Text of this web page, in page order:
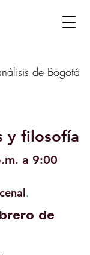
de Bogotá
y filosofía
a 9:00
.
de